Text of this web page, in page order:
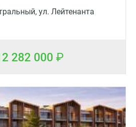
ул. Лейтенанта
282 000